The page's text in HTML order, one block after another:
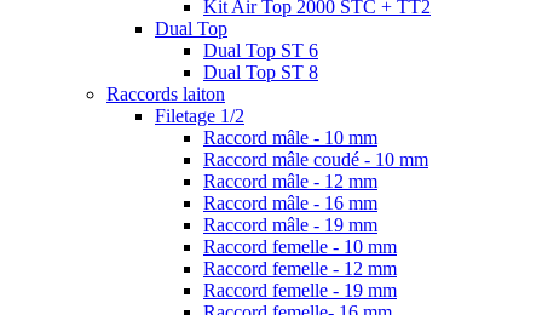
Kit Air Top 2000 STC + TT2
Dual Top
Dual Top ST 6
Dual Top ST 8
Raccords laiton
Filetage 1/2
Raccord mâle - 10 mm
Raccord mâle coudé - 10 mm
Raccord mâle - 12 mm
Raccord mâle - 16 mm
Raccord mâle - 19 mm
Raccord femelle - 10 mm
Raccord femelle - 12 mm
Raccord femelle - 19 mm